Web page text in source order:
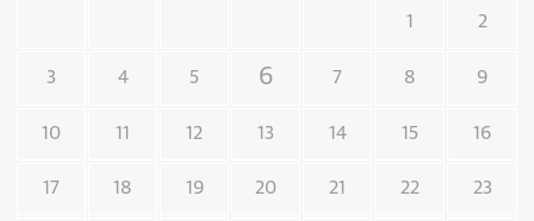
1 2
3 4 5 6 7 8 9
10 11 12 13 14 15 16
17 18 19 20 21 22 23